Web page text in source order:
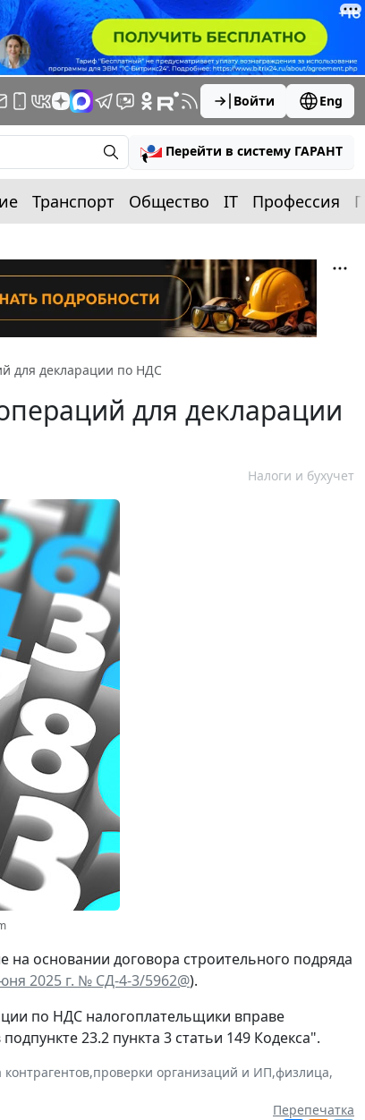
Войти Eng
Перейти в систему ГАРАНТ
Транспорт Общество IT Профессия
для декларации по НДС
для декларации
Налоги и бухучет
основании договора строительного подряда
2025 г. № СД-4-3/5962@).
по НДС налогоплательщики вправе
23.2 пункта 3 статьи 149 Кодекса".
,проверки организаций и ИП,физлица,
Перепечатка